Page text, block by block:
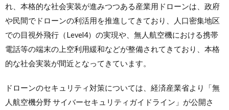
れ、本格的な社会実装が進みつつある産業用ドローンは、政府
や民間でドローンの利活用を推進してきており、人口密集地区
での目視外飛行（Level4）の実現や、無人航空機における携帯
電話等の端末の上空利用緩和などが整備されてきており、本格
的な社会実装が間近となってきています。
ドローンのセキュリティ対策については、経済産業省より「無
人航空機分野 サイバーセキュリティガイドライン」が公開さ